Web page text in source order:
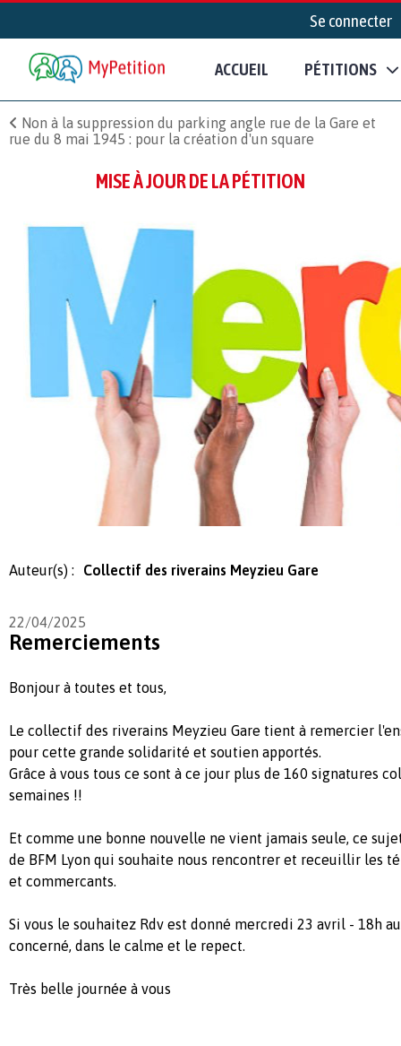
Se connecter
ACCUEIL PÉTITIONS
Non à la suppression du parking angle rue de la Gare et
rue du 8 mai 1945 : pour la création d'un square
MISE À JOUR DE LA PÉTITION
Auteur(s) : Collectif des riverains Meyzieu Gare
22/04/2025
Remerciements
Bonjour à toutes et tous,
Le collectif des riverains Meyzieu Gare tient à remercier
pour cette grande solidarité et soutien apportés.
Grâce à vous tous ce sont à ce jour plus de 160 signatures
semaines !!
Et comme une bonne nouvelle ne vient jamais seule, ce
de BFM Lyon qui souhaite nous rencontrer et receuillir les
et commercants.
Si vous le souhaitez Rdv est donné mercredi 23 avril - 18h
concerné, dans le calme et le repect.
Très belle journée à vous